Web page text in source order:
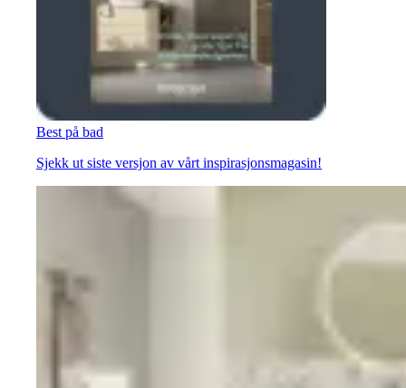
Best på bad
Sjekk ut siste versjon av vårt inspirasjonsmagasin!